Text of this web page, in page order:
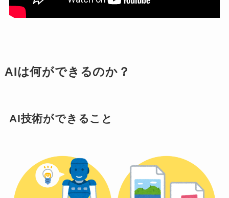
AIは何ができるのか？
AI技術ができること